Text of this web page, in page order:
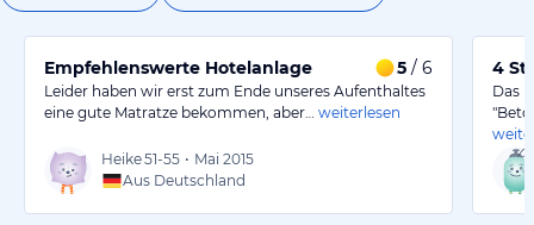
Empfehlenswerte Hotelanlage 5 / 6
Leider haben wir erst zum Ende unseres Aufenthaltes
eine gute Matratze bekommen, aber…
weiterlesen
Heike51-55 • Mai 2015
Aus Deutschland
4
Das